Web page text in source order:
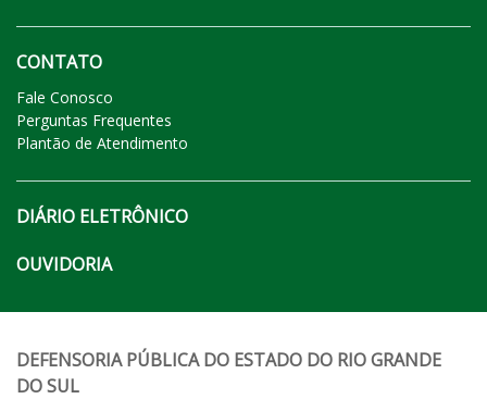
CONTATO
Fale Conosco
Perguntas Frequentes
Plantão de Atendimento
DIÁRIO ELETRÔNICO
OUVIDORIA
DEFENSORIA PÚBLICA DO ESTADO DO RIO GRANDE
DO SUL